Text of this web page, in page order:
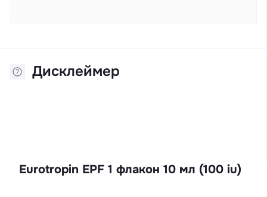
Дисклеймер
Eurotropin EPF 1 флакон 10 мл (100 iu)